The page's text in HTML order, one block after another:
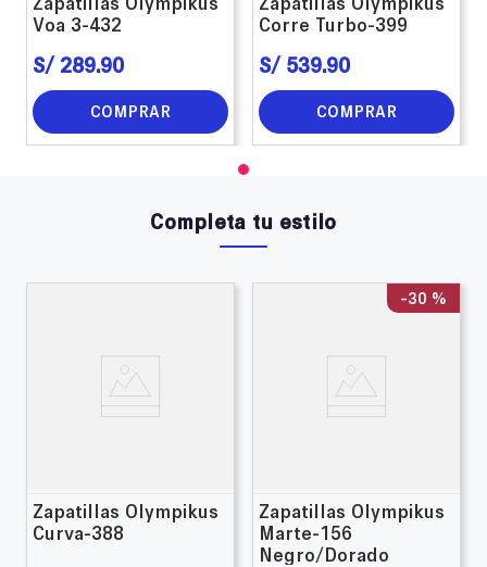
Voa 3-432
S/ 289.90
COMPRAR
Corre Turbo-399
S/ 539.90
COMPRAR
Completa tu estilo
Zapatillas Olympikus
Curva-388
-30 %
Zapatillas Olympikus
Marte-156
Negro/Dorado